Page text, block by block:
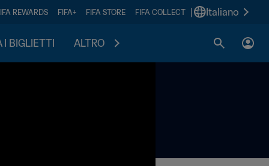
REWARDS FIFA+ FIFA STORE FIFA COLLECT Italiano
I BIGLIETTI ALTRO